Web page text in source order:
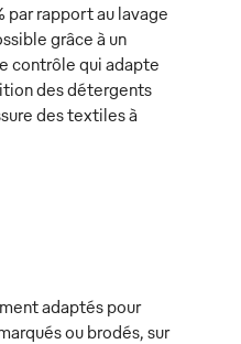
par rapport au lavage
grâce à un
contrôle qui adapte
des détergents
des textiles à
adaptés pour
ou brodés, sur